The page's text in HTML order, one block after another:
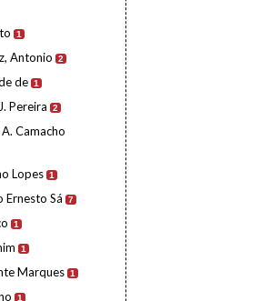
1
Antonio 2
de 1
Pereira 2
Camacho
Lopes 1
Ernesto Sá 7
1
1
Marques 1
1